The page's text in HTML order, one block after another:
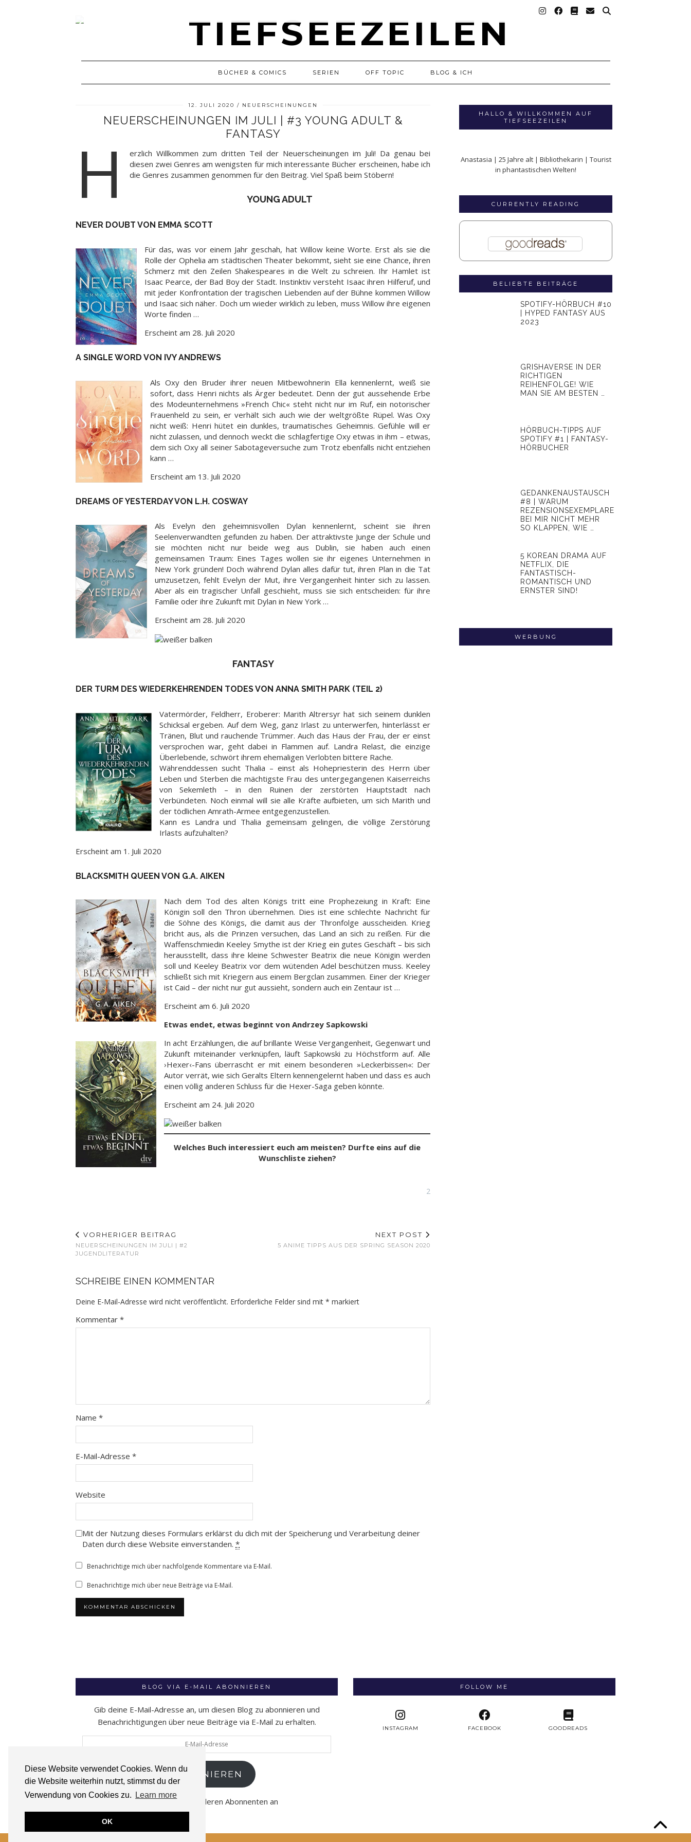
Diese Website verwendet Cookies. Wenn du
die Website weiterhin nutzt, stimmst du der
Verwendung von Cookies zu.
Learn more
OK
BÜCHER & COMICS SERIEN OFF TOPIC BLOG & ICH
12. JULI 2020 NEUERSCHEINUNGEN
NEUERSCHEINUNGEN IM JULI | #3 YOUNG ADULT &
FANTASY
H
erzlich Willkommen zum dritten Teil der Neuerscheinungen im Juli! Da genau bei
diesen zwei Genres am wenigsten für mich interessante Bücher erscheinen, habe ich
die Genres zusammen genommen für den Beitrag. Viel Spaß beim Stöbern!
YOUNG ADULT
NEVER DOUBT VON EMMA SCOTT
Für das, was vor einem Jahr geschah, hat Willow keine Worte. Erst als sie die
Rolle der Ophelia am städtischen Theater bekommt, sieht sie eine Chance, ihren
Schmerz mit den Zeilen Shakespeares in die Welt zu schreien. Ihr Hamlet ist
Isaac Pearce, der Bad Boy der Stadt. Instinktiv versteht Isaac ihren Hilferuf, und
mit jeder Konfrontation der tragischen Liebenden auf der Bühne kommen Willow
und Isaac sich näher. Doch um wieder wirklich zu leben, muss Willow ihre eigenen
Worte finden …
Erscheint am 28. Juli 2020
A SINGLE WORD VON IVY ANDREWS
Als Oxy den Bruder ihrer neuen Mitbewohnerin Ella kennenlernt, weiß sie
sofort, dass Henri nichts als Ärger bedeutet. Denn der gut aussehende Erbe
des Modeunternehmens »French Chic« steht nicht nur im Ruf, ein notorischer
Frauenheld zu sein, er verhält sich auch wie der weltgrößte Rüpel. Was Oxy
nicht weiß: Henri hütet ein dunkles, traumatisches Geheimnis. Gefühle will er
nicht zulassen, und dennoch weckt die schlagfertige Oxy etwas in ihm – etwas,
dem sich Oxy all seiner Sabotageversuche zum Trotz ebenfalls nicht entziehen
kann …
Erscheint am 13. Juli 2020
DREAMS OF YESTERDAY VON L.H. COSWAY
Als Evelyn den geheimnisvollen Dylan kennenlernt, scheint sie ihren
Seelenverwandten gefunden zu haben. Der attraktivste Junge der Schule und
sie möchten nicht nur beide weg aus Dublin, sie haben auch einen
gemeinsamen Traum: Eines Tages wollen sie ihr eigenes Unternehmen in
New York gründen! Doch während Dylan alles dafür tut, ihren Plan in die Tat
umzusetzen, fehlt Evelyn der Mut, ihre Vergangenheit hinter sich zu lassen.
Aber als ein tragischer Unfall geschieht, muss sie sich entscheiden: für ihre
Familie oder ihre Zukunft mit Dylan in New York …
Erscheint am 28. Juli 2020
FANTASY
DER TURM DES WIEDERKEHRENDEN TODES VON ANNA SMITH PARK (TEIL 2)
Vatermörder, Feldherr, Eroberer: Marith Altrersyr hat sich seinem dunklen
Schicksal ergeben. Auf dem Weg, ganz Irlast zu unterwerfen, hinterlässt er
Tränen, Blut und rauchende Trümmer. Auch das Haus der Frau, der er einst
versprochen war, geht dabei in Flammen auf. Landra Relast, die einzige
Überlebende, schwört ihrem ehemaligen Verlobten bittere Rache.
Währenddessen sucht Thalia – einst als Hohepriesterin des Herrn über
Leben und Sterben die mächtigste Frau des untergegangenen Kaiserreichs
von Sekemleth – in den Ruinen der zerstörten Hauptstadt nach
Verbündeten. Noch einmal will sie alle Kräfte aufbieten, um sich Marith und
der tödlichen Amrath-Armee entgegenzustellen.
Kann es Landra und Thalia gemeinsam gelingen, die völlige Zerstörung
Irlasts aufzuhalten?
Erscheint am 1. Juli 2020
BLACKSMITH QUEEN VON G.A. AIKEN
Nach dem Tod des alten Königs tritt eine Prophezeiung in Kraft: Eine
Königin soll den Thron übernehmen. Dies ist eine schlechte Nachricht für
die Söhne des Königs, die damit aus der Thronfolge ausscheiden. Krieg
bricht aus, als die Prinzen versuchen, das Land an sich zu reißen. Für die
Waffenschmiedin Keeley Smythe ist der Krieg ein gutes Geschäft – bis sich
herausstellt, dass ihre kleine Schwester Beatrix die neue Königin werden
soll und Keeley Beatrix vor dem wütenden Adel beschützen muss. Keeley
schließt sich mit Kriegern aus einem Bergclan zusammen. Einer der Krieger
ist Caid – der nicht nur gut aussieht, sondern auch ein Zentaur ist …
Erscheint am 6. Juli 2020
Etwas endet, etwas beginnt von Andrzey Sapkowski
In acht Erzählungen, die auf brillante Weise Vergangenheit, Gegenwart und
Zukunft miteinander verknüpfen, läuft Sapkowski zu Höchstform auf. Alle
›Hexer‹-Fans überrascht er mit einem besonderen »Leckerbissen«: Der
Autor verrät, wie sich Geralts Eltern kennengelernt haben und dass es auch
einen völlig anderen Schluss für die Hexer-Saga geben könnte.
Erscheint am 24. Juli 2020
Welches Buch interessiert euch am meisten? Durfte eins auf die
Wunschliste ziehen?
2
VORHERIGER BEITRAG
NEUERSCHEINUNGEN IM JULI | #2
JUGENDLITERATUR
NEXT POST
5 ANIME TIPPS AUS DER SPRING SEASON 2020
SCHREIBE EINEN KOMMENTAR
Deine E-Mail-Adresse wird nicht veröffentlicht. Erforderliche Felder sind mit * markiert
Kommentar *
Name *
E-Mail-Adresse *
Website
Mit der Nutzung dieses Formulars erklärst du dich mit der Speicherung und Verarbeitung deiner
Daten durch diese Website einverstanden. *
Benachrichtige mich über nachfolgende Kommentare via E-Mail.
Benachrichtige mich über neue Beiträge via E-Mail.
HALLO & WILLKOMMEN AUF
TIEFSEEZEILEN
Anastasia | 25 Jahre alt | Bibliothekarin | Tourist
in phantastischen Welten!
CURRENTLY READING
BELIEBTE BEITRÄGE
SPOTIFY-HÖRBUCH #10
| HYPED FANTASY AUS
2023
GRISHAVERSE IN DER
RICHTIGEN
REIHENFOLGE! WIE
MAN SIE AM BESTEN …
HÖRBUCH-TIPPS AUF
SPOTIFY #1 | FANTASY-
HÖRBUCHER
GEDANKENAUSTAUSCH
#8 | WARUM
REZENSIONSEXEMPLARE
BEI MIR NICHT MEHR
SO KLAPPEN, WIE …
5 KOREAN DRAMA AUF
NETFLIX, DIE
FANTASTISCH-
ROMANTISCH UND
ERNSTER SIND!
WERBUNG
BLOG VIA E-MAIL ABONNIEREN
Gib deine E-Mail-Adresse an, um diesen Blog zu abonnieren und
Benachrichtigungen über neue Beiträge via E-Mail zu erhalten.
Adresse
ABONNIEREN
Schließe dich 52 anderen Abonnenten an
FOLLOW ME
INSTAGRAM FACEBOOK GOODREADS